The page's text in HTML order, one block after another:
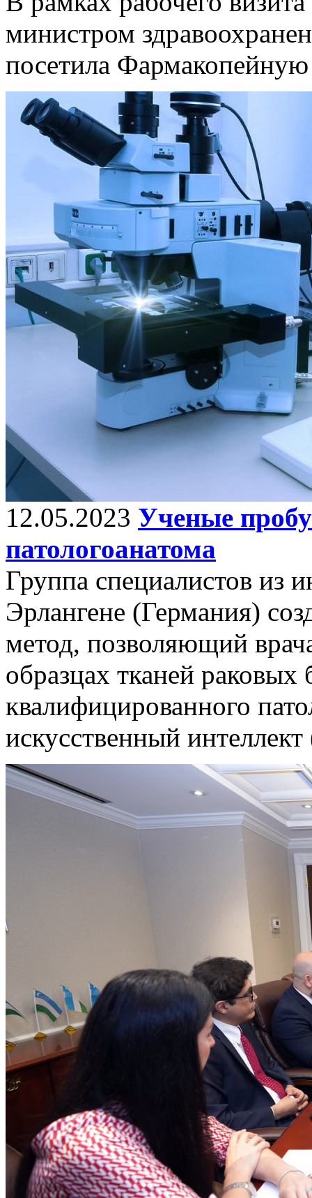
министром
посетила
12.05.2023 Ученые
патологоанатома
Группа специалистов из
Эрлангене (Германия)
метод, позволяющий
образцах тканей раковых
квалифицированного
искусственный